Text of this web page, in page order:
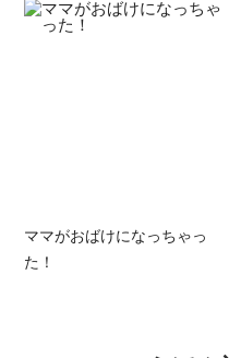
ママがおばけになっちゃっ
た！